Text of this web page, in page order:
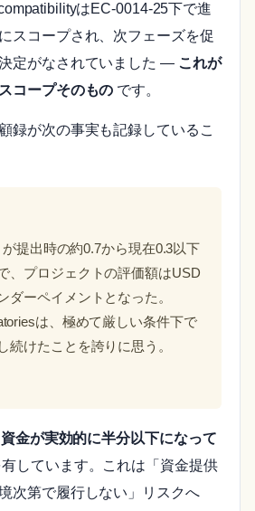
はEC-0014-25下で進
スコープされ、次フェーズを促
定がなされていました ― これが
コープそのもの です。
録が次の事実も記録しているこ
提出時の約0.7から現在0.3以下
、プロジェクトの評価額はUSD
ダーペイメントとなった。
は、極めて厳しい条件下で
続けたことを誇りに思う。
資金が実効的に半分以下になって
有しています。これは「資金提供
次第で履行しない」リスクへ